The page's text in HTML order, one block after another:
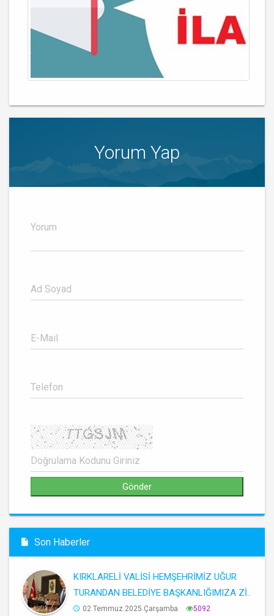
Yorum Yap
Son Haberler
KIRKLARELİ VALİSİ HEMŞEHRİMİZ UĞUR
TURANDAN BELEDİYE BAŞKANLIĞIMIZA Zİ..
02.Temmuz.2025.Çarşamba 5092